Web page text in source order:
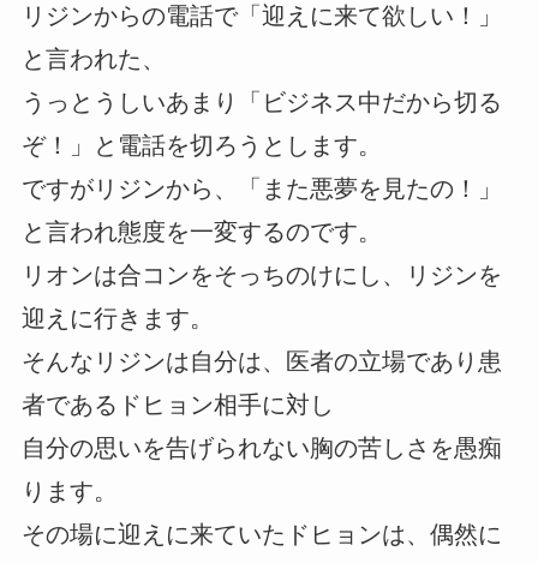
リジンからの電話で「迎えに来て欲しい！」
と言われた、
うっとうしいあまり「ビジネス中だから切る
ぞ！」と電話を切ろうとします。
ですがリジンから、「また悪夢を見たの！」
と言われ態度を一変するのです。
リオンは合コンをそっちのけにし、リジンを
迎えに行きます。
そんなリジンは自分は、医者の立場であり患
者であるドヒョン相手に対し
自分の思いを告げられない胸の苦しさを愚痴
ります。
その場に迎えに来ていたドヒョンは、偶然に